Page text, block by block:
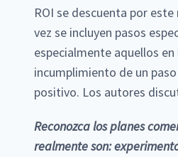
ROI se descuenta por
vez se incluyen pasos
especialmente aquellos en
incumplimiento de un
positivo. Los autores
Reconozca los planes
realmente son: